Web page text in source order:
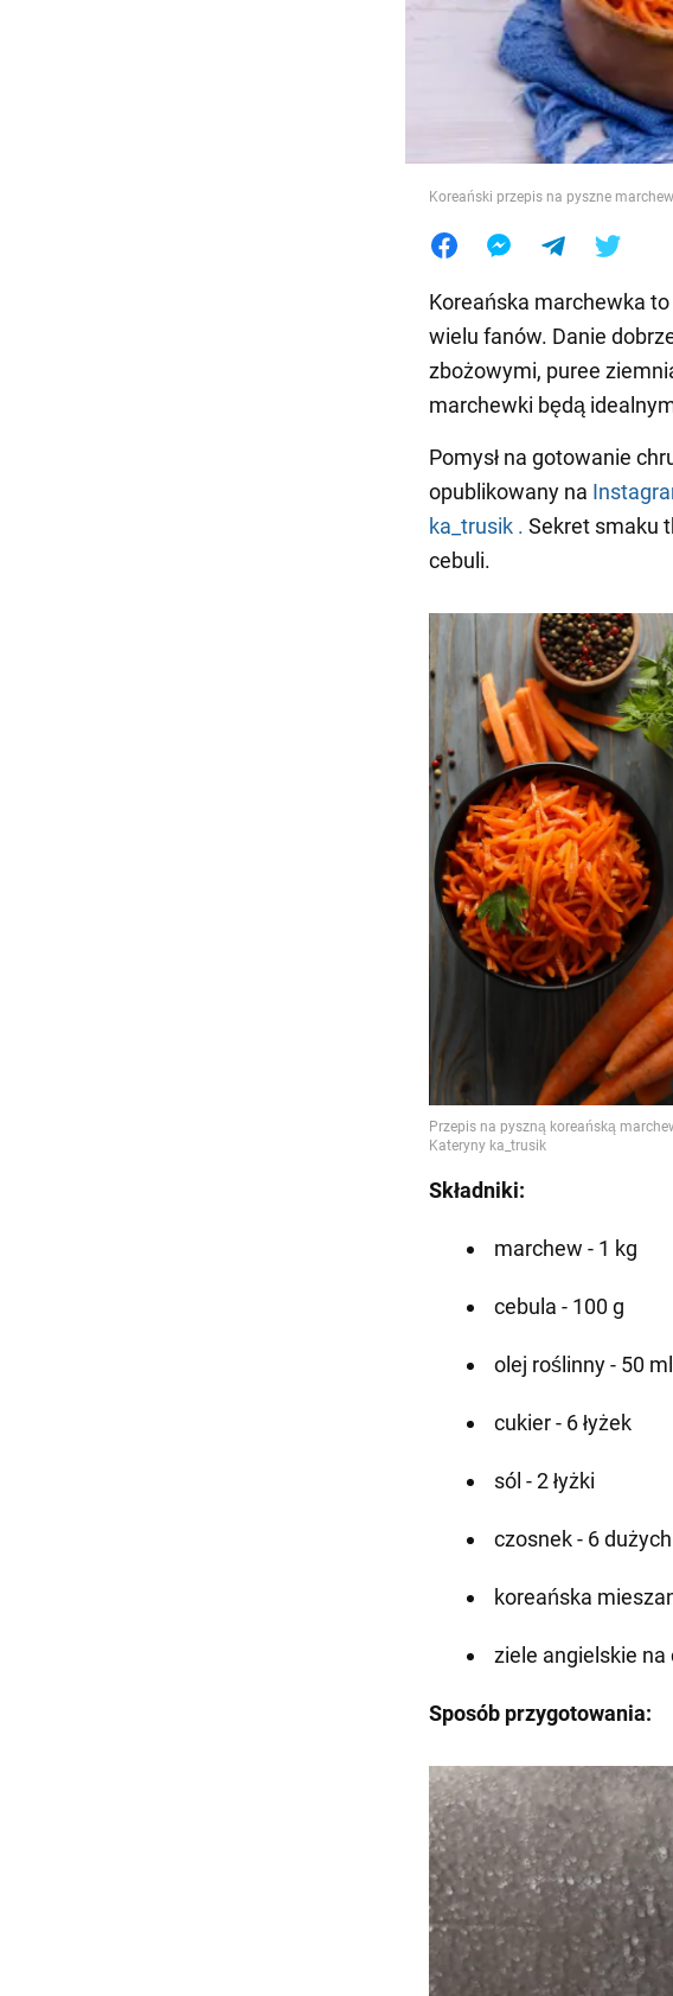
Jedzenie
Koreański przepis na pyszne
Koreańska marchewka
wielu fanów. Danie
zbożowymi, puree
marchewki będą
Pomysł na gotowanie
opublikowany na
ka_trusik . Sekret smaku
cebuli.
Składniki:
marchew - 1 kg
cebula - 100 g
olej roślinny - 50
cukier - 6 łyżek
sól - 2 łyżki
czosnek - 6
koreańska
ziele angielskie na
Sposób przygotowania: